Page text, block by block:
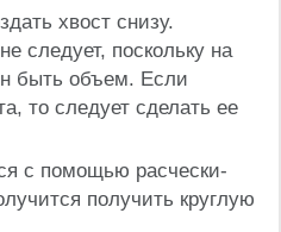
хвост снизу.
следует, поскольку на
быть объем. Если
то следует сделать ее
с помощью расчески-
получить круглую